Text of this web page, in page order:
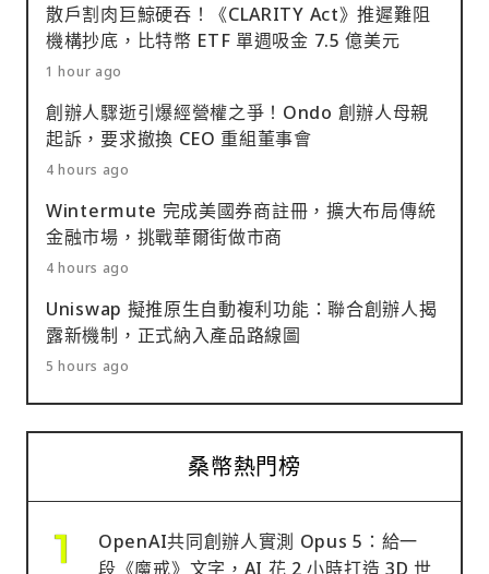
散戶割肉巨鯨硬吞！《CLARITY Act》推遲難阻
機構抄底，比特幣 ETF 單週吸金 7.5 億美元
1 hour ago
創辦人驟逝引爆經營權之爭！Ondo 創辦人母親
起訴，要求撤換 CEO 重組董事會
4 hours ago
Wintermute 完成美國券商註冊，擴大布局傳統
金融市場，挑戰華爾街做市商
4 hours ago
Uniswap 擬推原生自動複利功能：聯合創辦人揭
露新機制，正式納入產品路線圖
5 hours ago
桑幣熱門榜
OpenAI共同創辦人實測 Opus 5：給一
段《魔戒》文字，AI 花 2 小時打造 3D 世